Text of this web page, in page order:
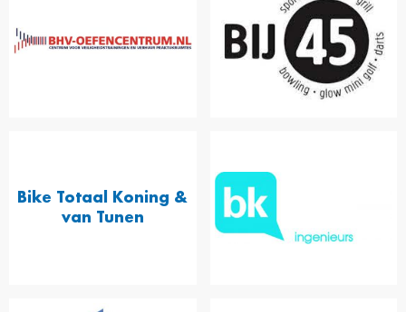
Bike Totaal Koning &
van Tunen